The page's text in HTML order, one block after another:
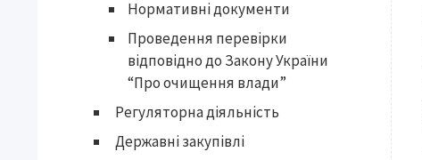
Нормативні документи
Проведення перевірки
відповідно до Закону України
“Про очищення влади”
Регуляторна діяльність
Державні закупівлі